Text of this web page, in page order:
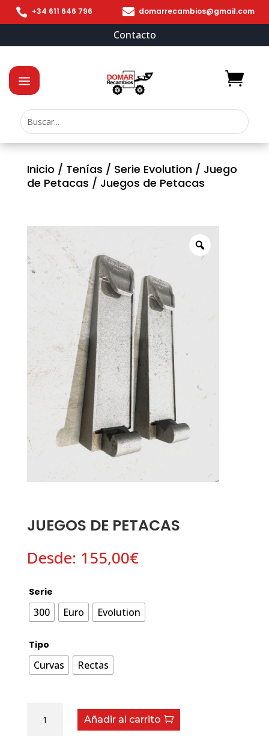
 +34 611 646 796  domarrecambios@gmail.com
Contacto
Inicio / Tenías / Serie Evolution/ Juego
de Petacas / Juegos de Petacas
JUEGOS DE PETACAS
Desde: 155,00€
Serie
300 Euro Evolution
Tipo
Curvas Rectas
Añadir al carrito